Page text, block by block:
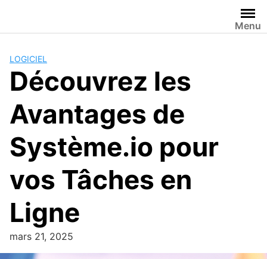
contenu
Menu
LOGICIEL
Découvrez les
Avantages de
Système.io pour
vos Tâches en
Ligne
mars 21, 2025